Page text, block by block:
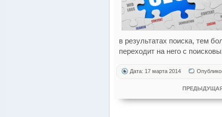
в результатах поиска, тем
переходит на него с
Дата: 17 марта 2014